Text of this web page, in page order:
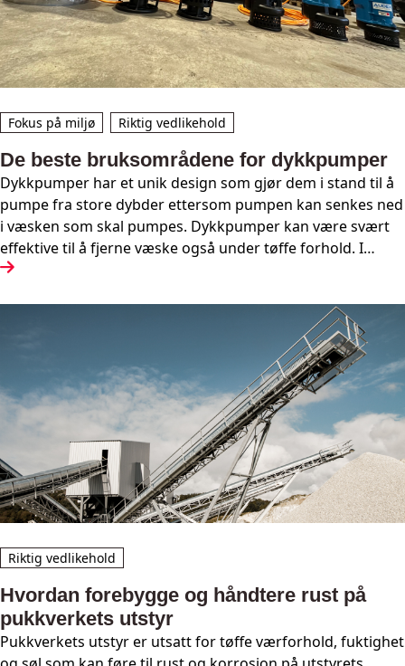
Fokus på miljø Riktig vedlikehold
De beste bruksområdene for dykkpumper
Dykkpumper har et unik design som gjør dem i stand til å
pumpe fra store dybder ettersom pumpen kan senkes ned
i væsken som skal pumpes. Dykkpumper kan være svært
effektive til å fjerne væske også under tøffe forhold. I
denne teksten vil vi utforske hva dykkpumper er, hvordan
Riktig vedlikehold
Hvordan forebygge og håndtere rust på
pukkverkets utstyr
Pukkverkets utstyr er utsatt for tøffe værforhold, fuktighet